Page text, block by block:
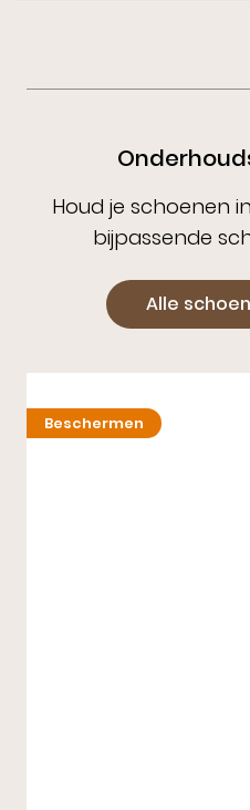
Houd je schoenen
bijpassende
Alle
Beschermen